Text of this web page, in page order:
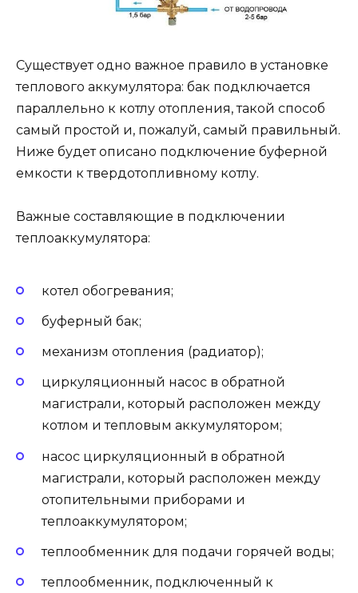
Существует одно важное правило в установке
теплового аккумулятора: бак подключается
параллельно к котлу отопления, такой способ
самый простой и, пожалуй, самый правильный.
Ниже будет описано подключение буферной
емкости к твердотопливному котлу.
Важные составляющие в подключении
теплоаккумулятора:
котел обогревания;
буферный бак;
механизм отопления (радиатор);
циркуляционный насос в обратной
магистрали, который расположен между
котлом и тепловым аккумулятором;
насос циркуляционный в обратной
магистрали, который расположен между
отопительными приборами и
теплоаккумулятором;
теплообменник для подачи горячей воды;
теплообменник, подключенный к